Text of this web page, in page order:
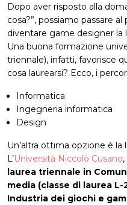
Dopo aver risposto alla
cosa?”, possiamo passare
diventare game designer la
Una buona formazione
triennale), infatti, favorisce
cosa laurearsi? Ecco, i
Informatica
Ingegneria informatica
Design
Un’altra ottima opzione è la
L’Università Niccolò Cusano
laurea triennale in
media (classe di laurea
Industria dei giochi e